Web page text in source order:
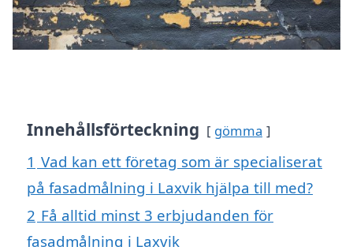
Innehållsförteckning gömma
1 Vad kan ett företag som är specialiserat
på fasadmålning i Laxvik hjälpa till med?
2 Få alltid minst 3 erbjudanden för
fasadmålning i Laxvik